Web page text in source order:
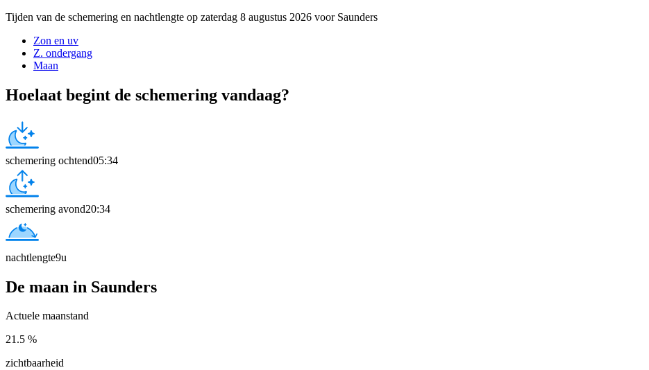
Tijden van de schemering en nachtlengte op zaterdag 8 augustus 2026 voor Saunders
Zon en uv
Z. ondergang
Maan
Hoelaat begint de schemering vandaag?
schemering ochtend05:34
schemering avond20:34
nachtlengte9u
De maan in Saunders
Actuele maanstand
21.5 %
zichtbaarheid